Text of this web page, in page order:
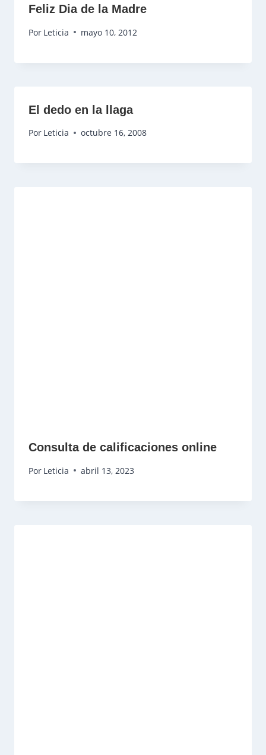
Feliz Dia de la Madre
Por Leticia mayo 10, 2012
El dedo en la llaga
Por Leticia octubre 16, 2008
Consulta de calificaciones online
Por Leticia abril 13, 2023